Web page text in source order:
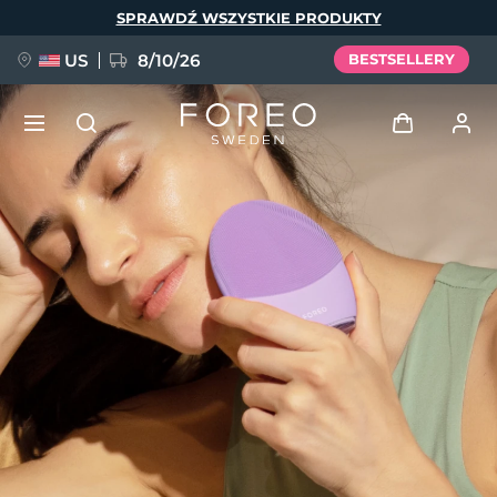
SPRAWDŹ WSZYSTKIE PRODUKTY
US 8/10/26 BESTSELLERY
Profil użytkownika
Moje urządzenia
Moje zamówienia
Moje adresy
Moje subskrypcje
NOWOŚĆ
FAQ™ Pure Beauty-Tech Elixir
BREAKING NEWS
issa™ Teeth Whitening Set
Język
English Deutsch
Español
Français
Italiano
Português
Svenska
Русский
Türkçe
简体中文 繁體中文